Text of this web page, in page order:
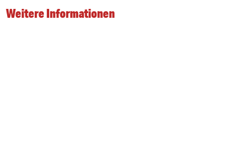
Weitere Informationen